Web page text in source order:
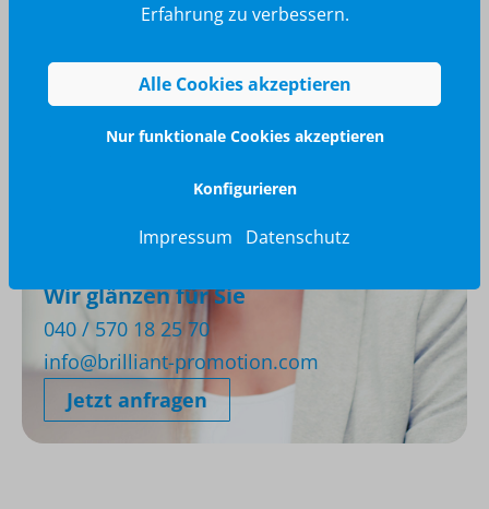
Wir glänzen für Sie
040 / 570 18 25 70
info@brilliant-promotion.com
Jetzt anfragen
Erfahrung zu verbessern.
Alle Cookies akzeptieren
Nur funktionale Cookies akzeptieren
Konfigurieren
Impressum Datenschutz